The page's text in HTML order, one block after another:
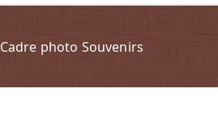
Cadre photo Souvenirs